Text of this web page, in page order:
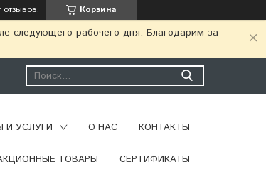
Корзина
отзывов,
следующего рабочего дня. Благодарим за
И УСЛУГИ О НАС КОНТАКТЫ
ТОВАРЫ СЕРТИФИКАТЫ